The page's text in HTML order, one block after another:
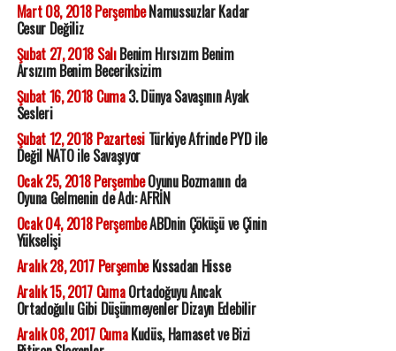
Mart 08, 2018 PerşembeNamussuzlar Kadar
Cesur Değiliz
Şubat 27, 2018 SalıBenim Hırsızım Benim
Arsızım Benim Beceriksizim
Şubat 16, 2018 Cuma3. Dünya Savaşının Ayak
Sesleri
Şubat 12, 2018 PazartesiTürkiye Afrinde PYD ile
Değil NATO ile Savaşıyor
Ocak 25, 2018 PerşembeOyunu Bozmanın da
Oyuna Gelmenin de Adı: AFRİN
Ocak 04, 2018 PerşembeABDnin Çöküşü ve Çinin
Yükselişi
Aralık 28, 2017 PerşembeKıssadan Hisse
Aralık 15, 2017 CumaOrtadoğuyu Ancak
Ortadoğulu Gibi Düşünmeyenler Dizayn Edebilir
Aralık 08, 2017 CumaKudüs, Hamaset ve Bizi